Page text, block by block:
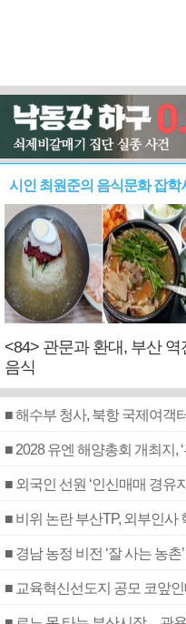
시인 최원준의 음식문화 잡학
<84> 관문과 환대, 부산 역
음식
■ 해수부 청사, 북항 국제여객
■ 2028 유엔 해양총회 개최지,
■ 외국인 선원 ‘인신매매 경유
■ 비위 논란 부산TP, 외부인사
■ 경남 농정 비전 ‘잘 사는 농
■ 교육혁신선도지 공모 코앞